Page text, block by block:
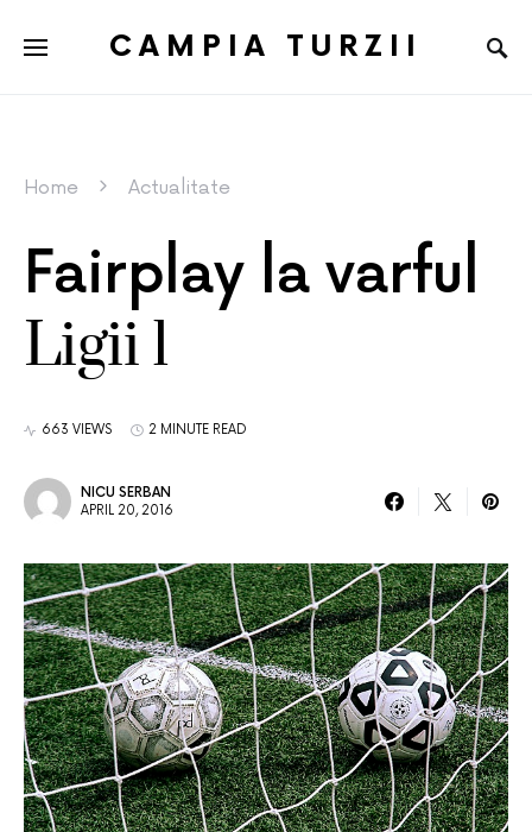
CAMPIA TURZII
Home Actualitate
Fairplay la varful
Ligii 1
663 VIEWS 2 MINUTE READ
NICU SERBAN
APRIL 20, 2016